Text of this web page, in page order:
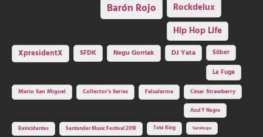
Barón Rojo Rockdelux
Hip Hop Life
XpresidentX SFDK Negu Gorriak DJ Yata
Sôber
La Fuga
Mario San Miguel
Collector's Series Falsalarma César Strawberry
Azul Y Negro
Reincidentes Santander Music Festival 2019 Tote King Saratoga